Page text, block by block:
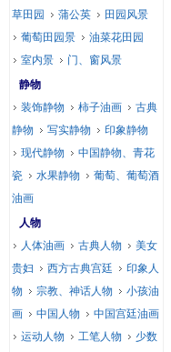
草田园
蒲公英
田园风景
葡萄田园景
油菜花田园
室内景
门、窗风景
静物
装饰静物
柿子油画
古典
静物
写实静物
印象静物
现代静物
中国静物、青花
瓷
水果静物
葡萄、葡萄酒
油画
人物
人体油画
古典人物
美女
贵妇
西方古典宫廷
印象人
物
宗教、神话人物
小孩油
画
中国人物
中国宫廷油画
运动人物
工笔人物
少数